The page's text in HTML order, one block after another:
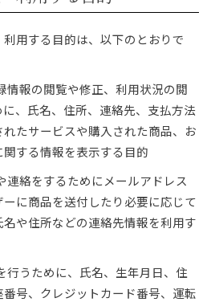
用する目的は、以下のとおりで
情報の閲覧や修正、利用状況の閲
、氏名、住所、連絡先、支払方法
たサービスや購入された商品、お
する情報を表示する目的
連絡をするためにメールアドレス
に商品を送付したり必要に応じて
や住所などの連絡先情報を利用す
行うために、氏名、生年月日、住
号、クレジットカード番号、運転